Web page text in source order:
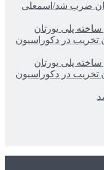
ضرب شد/اسمعلی
پلی یورتان
تخریب در دکوراسیون
پلی یورتان
تخریب در دکوراسیون